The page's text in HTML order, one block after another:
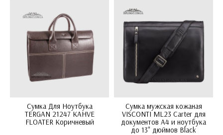
Сумка Для Ноутбука
TERGAN 21247 KAHVE
FLOATER Коричневый
Сумка мужская кожаная
VISCONTI ML23 Carter для
документов А4 и ноутбука
до 13" дюймов Black